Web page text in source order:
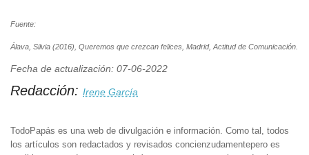
Fuente:
Álava, Silvia (2016), Queremos que crezcan felices, Madrid, Actitud de Comunicación.
Fecha de actualización: 07-06-2022
Redacción: Irene García
TodoPapás es una web de divulgación e información. Como tal, todos
los artículos son redactados y revisados concienzudamentepero es